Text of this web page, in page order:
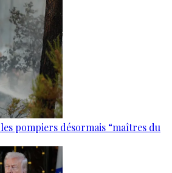
pompiers désormais “maîtres du